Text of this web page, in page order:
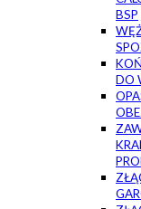
BSP
DO